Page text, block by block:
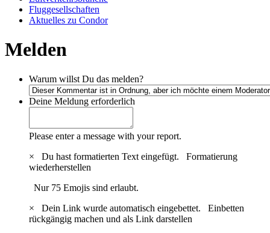
Fluggesellschaften
Aktuelles zu Condor
Melden
Warum willst Du das melden?
Deine Meldung erforderlich
Please enter a message with your report.
×
Du hast formatierten Text eingefügt. Formatierung
wiederherstellen
Nur 75 Emojis sind erlaubt.
×
Dein Link wurde automatisch eingebettet. Einbetten
rückgängig machen und als Link darstellen